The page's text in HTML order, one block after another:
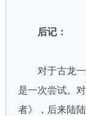
后记：
对于古龙一
是一次尝试。
者》，后来陆